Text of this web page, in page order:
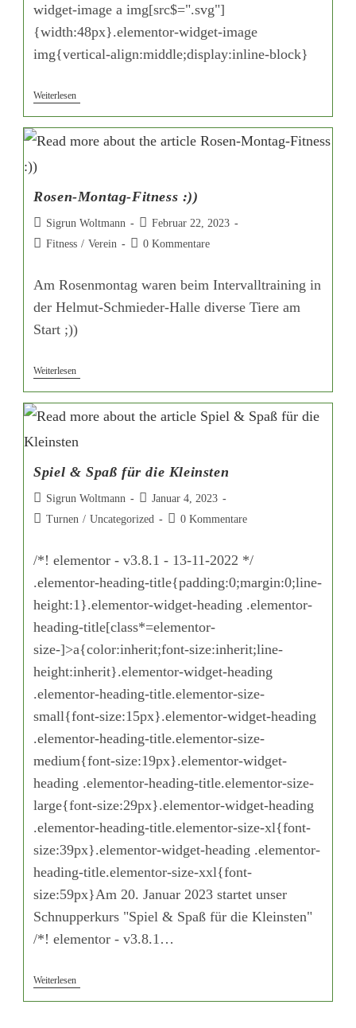
widget-image a img[src$=".svg"]
{width:48px}.elementor-widget-image
img{vertical-align:middle;display:inline-block}
Weiterlesen
Rosen-Montag-Fitness :))
Sigrun Woltmann
Februar 22, 2023
Fitness / Verein 0 Kommentare
Am Rosenmontag waren beim Intervalltraining in
der Helmut-Schmieder-Halle diverse Tiere am
Start ;))
Weiterlesen
Spiel & Spaß für die Kleinsten
Sigrun Woltmann
Januar 4, 2023
Turnen / Uncategorized 0 Kommentare
/*! elementor - v3.8.1 - 13-11-2022 */
.elementor-heading-title{padding:0;margin:0;line-
height:1}.elementor-widget-heading .elementor-
heading-title[class*=elementor-
size-]>a{color:inherit;font-size:inherit;line-
height:inherit}.elementor-widget-heading
.elementor-heading-title.elementor-size-
small{font-size:15px}.elementor-widget-heading
.elementor-heading-title.elementor-size-
medium{font-size:19px}.elementor-widget-
heading .elementor-heading-title.elementor-size-
large{font-size:29px}.elementor-widget-heading
.elementor-heading-title.elementor-size-xl{font-
size:39px}.elementor-widget-heading .elementor-
heading-title.elementor-size-xxl{font-
size:59px}Am 20. Januar 2023 startet unser
Schnupperkurs "Spiel & Spaß für die Kleinsten"
/*! elementor - v3.8.1…
Weiterlesen